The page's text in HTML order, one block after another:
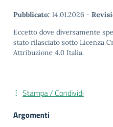
Pubblicato: 14.01.2026 -
Eccetto dove diversamente
stato rilasciato sotto Licenza
Attribuzione 4.0 Italia.
Stampa / Condividi
Argomenti